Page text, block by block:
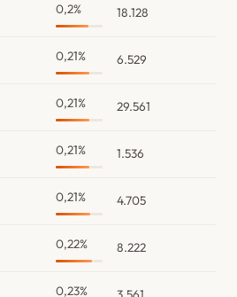
0,2% 18.128
0,21% 6.529
0,21% 29.561
0,21% 1.536
0,21% 4.705
0,22% 8.222
0,23%